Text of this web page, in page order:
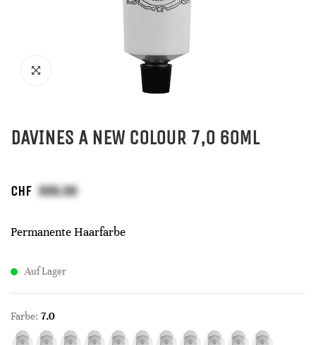
DAVINES A NEW COLOUR 7,0 60ML
CHF
Permanente Haarfarbe
Auf Lager
Farbe: 7.0